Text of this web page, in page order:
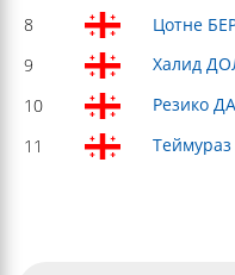
8
Цотне
9
Халид
10
Резико
11